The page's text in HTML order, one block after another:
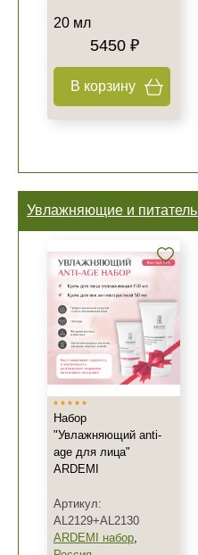
20 мл
5450 ₽
В корзину
Увлажняющие и
Набор
"Увлажняющий anti-
age для лица"
ARDEMI
Артикул:
AL2129+AL2130
ARDEMI набор,